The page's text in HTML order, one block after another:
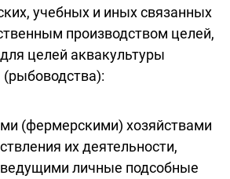
учебных и иных связанных
производством целей,
целей аквакультуры
(рыбоводства):
(фермерскими) хозяйствами
их деятельности,
личные подсобные